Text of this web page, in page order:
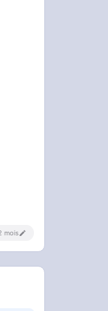
mois